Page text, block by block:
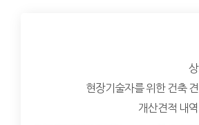
현장기술자를 위한 건축
개산견적 내